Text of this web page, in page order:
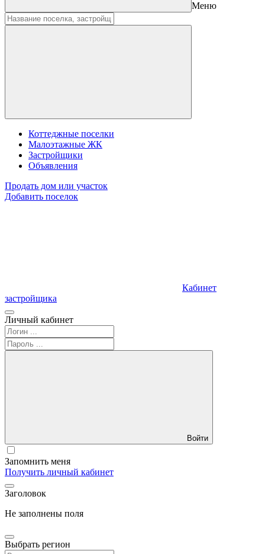
Меню
Коттеджные поселки
Малоэтажные ЖК
Застройщики
Объявления
Продать дом или участок
Добавить поселок
Кабинет
застройщика
Личный кабинет
Войти
Запомнить меня
Получить личный кабинет
Заголовок
Не заполнены поля
Выбрать регион